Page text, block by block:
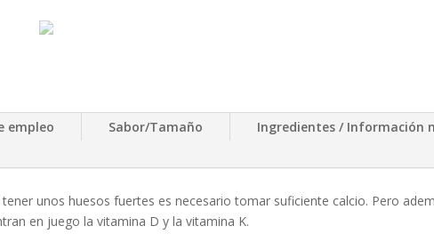
empleo Sabor/Tamaño Ingredientes / Información
unos huesos fuertes es necesario tomar suficiente calcio. Pero
en juego la vitamina D y la vitamina K.